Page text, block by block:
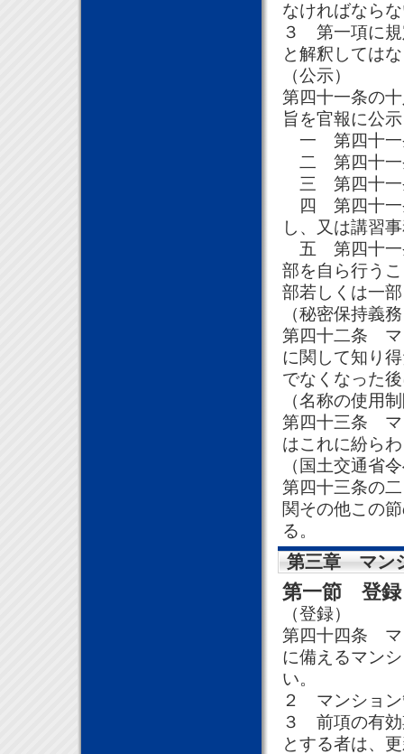
なければなら
３ 第一項に規
と解釈しては
（公示）
第四十一条の
旨を官報に公
一 第四十一
二 第四十一
三 第四十一
四 第四十一
し、又は講習
五 第四十一
部を自ら行う
部若しくは一
（秘密保持義
第四十二条 マ
に関して知り
でなくなった
（名称の使用
第四十三条 マ
はこれに紛ら
（国土交通省
第四十三条の
関その他この
る。
第三章 マン
第一節 登録
（登録）
第四十四条 マ
に備えるマン
い。
２ マンション
３ 前項の有効
とする者は、